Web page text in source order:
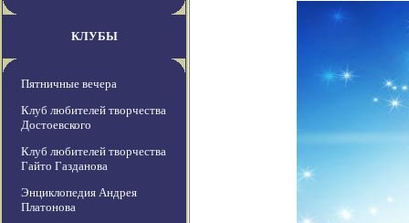
КЛУБЫ
Пятничные вечера
Клуб любителей творчества
Достоевского
Клуб любителей творчества
Гайто Газданова
Энциклопедия Андрея
Платонова